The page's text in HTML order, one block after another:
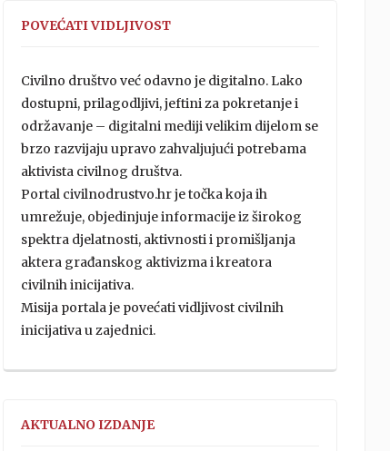
POVEĆATI VIDLJIVOST
Civilno društvo već odavno je digitalno. Lako
dostupni, prilagodljivi, jeftini za pokretanje i
održavanje – digitalni mediji velikim dijelom se
brzo razvijaju upravo zahvaljujući potrebama
aktivista civilnog društva.
Portal civilnodrustvo.hr je točka koja ih
umrežuje, objedinjuje informacije iz širokog
spektra djelatnosti, aktivnosti i promišljanja
aktera građanskog aktivizma i kreatora
civilnih inicijativa.
Misija portala je povećati vidljivost civilnih
inicijativa u zajednici.
AKTUALNO IZDANJE